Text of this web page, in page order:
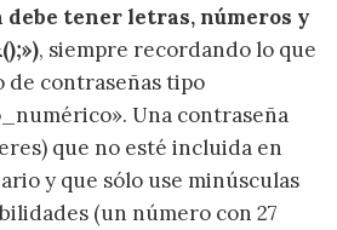
debe tener letras, números y
, siempre recordando lo que
de contraseñas tipo
Una contraseña
que no esté incluida en
y que sólo use minúsculas
(un número con 27